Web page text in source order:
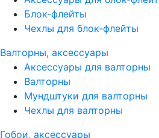
Блок-флейты
Чехлы для блок-флейты
Валторны, аксессуары
Аксессуары для валторны
Валторны
Мундштуки для валторны
Чехлы для валторны
Гобои, аксессуары